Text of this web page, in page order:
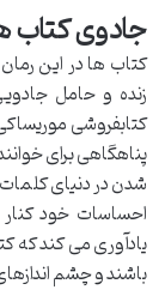
جادوی کتاب
کتاب ها در این
زنده و حامل
کتابفروشی
پناهگاهی برای
شدن در دنیای
احساسات خود کنار
یادآوری می کند که
باشند و چشم